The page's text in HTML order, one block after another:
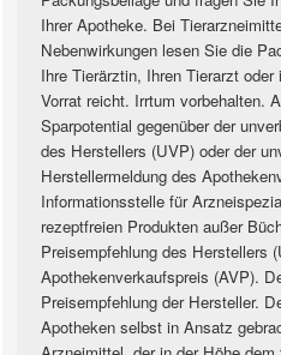
Ihrer Apotheke. Bei
Nebenwirkungen lesen Sie die
Ihre Tierärztin, Ihren Tierarzt
Vorrat reicht. Irrtum vorbehalten.
Sparpotential gegenüber der
des Herstellers (UVP) oder der
Herstellermeldung des
Informationsstelle für
rezeptfreien Produkten außer
Preisempfehlung des Herstellers
Apothekenverkaufspreis (AVP).
Preisempfehlung der Hersteller.
Apotheken selbst in Ansatz